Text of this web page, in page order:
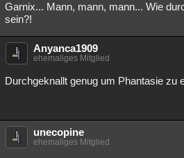
Garnix... Mann, mann, mann... Wie
sein?!
Anyanca1909
ehemaliges Mitglied
Durchgeknallt genug um Phantasie zu
unecopine
ehemaliges Mitglied